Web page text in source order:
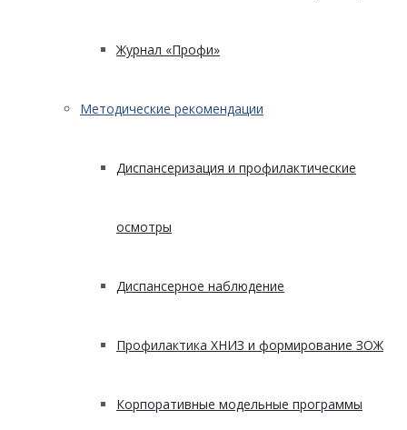
Журнал «Профи»
Методические рекомендации
Диспансеризация и профилактические
осмотры
Диспансерное наблюдение
Профилактика ХНИЗ и формирование ЗОЖ
Корпоративные модельные программы